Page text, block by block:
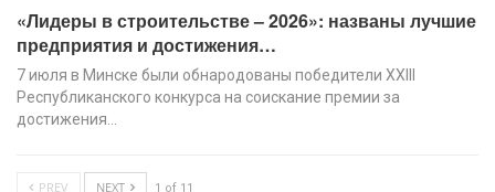
«Лидеры в строительстве – 2026»: названы лучшие
предприятия и достижения…
7 июля в Минске были обнародованы победители XХIII
Республиканского конкурса на соискание премии за
достижения…
PREV NEXT 1 of 11